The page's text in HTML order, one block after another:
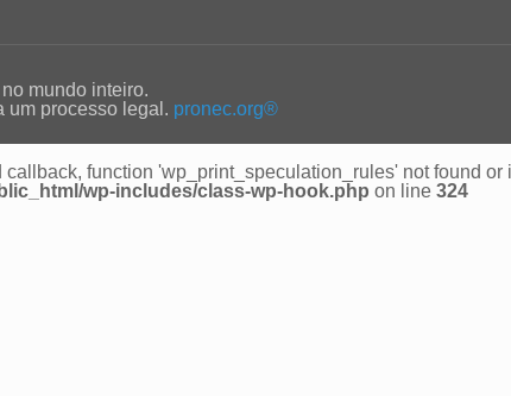
mundo inteiro.
um processo legal. pronec.org®
function 'wp_print_speculation_rules' not found
wp-includes/class-wp-hook.php on line 324